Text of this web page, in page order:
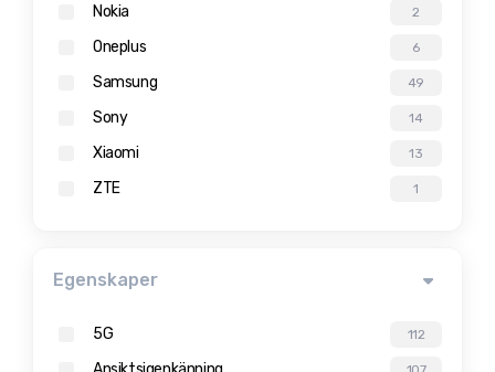
Nokia 2
Oneplus 6
Samsung 49
Sony 14
Xiaomi 13
ZTE 1
Egenskaper
5G 112